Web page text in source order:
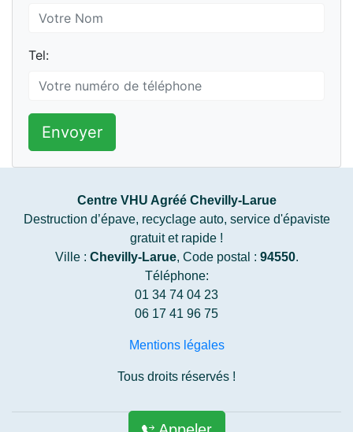
Tel:
Envoyer
Centre VHU Agréé Chevilly-Larue
Destruction d’épave, recyclage auto, service d'épaviste
gratuit et rapide !
Ville : Chevilly-Larue, Code postal : 94550.
Téléphone:
01 34 74 04 23
06 17 41 96 75
Mentions légales
Tous droits réservés !